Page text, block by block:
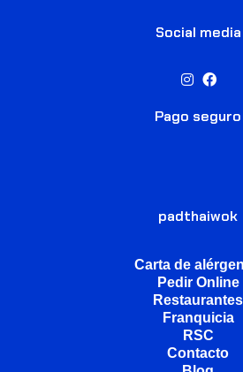
Social media
Pago seguro
padthaiwok
Carta de
Pedir Online
Restaurantes
Franquicia
RSC
Contacto